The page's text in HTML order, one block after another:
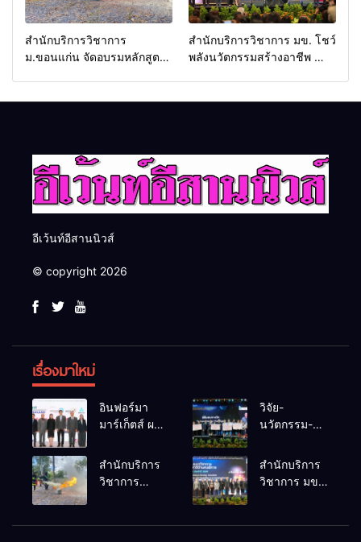
สำนักบริการวิชาการ
ม.ขอนแก่น จัดอบรมหลักสูตร
สำนักบริการวิชาการ มข. โชว์
พลังนวัตกรรมสร้างอาชีพ นำ
อีเว้นท์อีสานนิวส์
© copyright 2026
เรื่องมาใหม่
อินฟอร์มา
มาร์เก็ตส์ ผนึก
ธุรกิจท่อง
เที่ยว-บริการ
Thailand
วิจัย-
นวัตกรรม-
คือโอกาสใหม่
ของคนพิการ
เศรษฐกิจ
สำนักบริการ
วิชาการ
สำนักบริการ
วิชาการ มข.